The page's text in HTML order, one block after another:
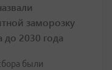
заморозку
до 2030 года
были